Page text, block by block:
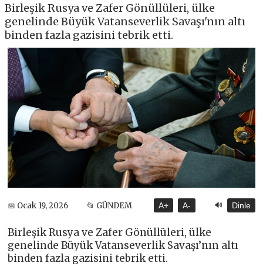
Birleşik Rusya ve Zafer Gönüllüleri, ülke
genelinde Büyük Vatanseverlik Savaşı'nın altı
binden fazla gazisini tebrik etti.
📅 Ocak 19, 2026 📂 GÜNDEM A+ A- 🔊 Dinle
Birleşik Rusya ve Zafer Gönüllüleri, ülke
genelinde Büyük Vatanseverlik Savaşı’nın altı
binden fazla gazisini tebrik etti.